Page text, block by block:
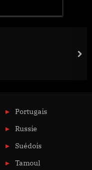
Portugais
Russie
Suédois
Tamoul